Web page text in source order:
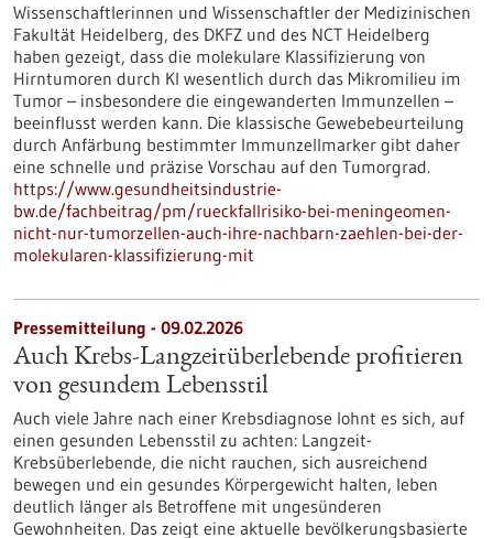
Wissenschaftlerinnen und Wissenschaftler der Medizinischen
Fakultät Heidelberg, des DKFZ und des NCT Heidelberg
haben gezeigt, dass die molekulare Klassifizierung von
Hirntumoren durch KI wesentlich durch das Mikromilieu im
Tumor – insbesondere die eingewanderten Immunzellen –
beeinflusst werden kann. Die klassische Gewebebeurteilung
durch Anfärbung bestimmter Immunzellmarker gibt daher
eine schnelle und präzise Vorschau auf den Tumorgrad.
https://www.gesundheitsindustrie-
bw.de/fachbeitrag/pm/rueckfallrisiko-bei-meningeomen-
nicht-nur-tumorzellen-auch-ihre-nachbarn-zaehlen-bei-der-
molekularen-klassifizierung-mit
Pressemitteilung - 09.02.2026
Auch Krebs-Langzeitüberlebende profitieren
von gesundem Lebensstil
Auch viele Jahre nach einer Krebsdiagnose lohnt es sich, auf
einen gesunden Lebensstil zu achten: Langzeit-
Krebsüberlebende, die nicht rauchen, sich ausreichend
bewegen und ein gesundes Körpergewicht halten, leben
deutlich länger als Betroffene mit ungesünderen
Gewohnheiten. Das zeigt eine aktuelle bevölkerungsbasierte